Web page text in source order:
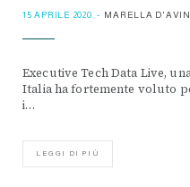
15 APRILE 2020 MARELLA
Executive Tech Data Live,
Italia ha fortemente voluto
i…
LEGGI DI PIÙ